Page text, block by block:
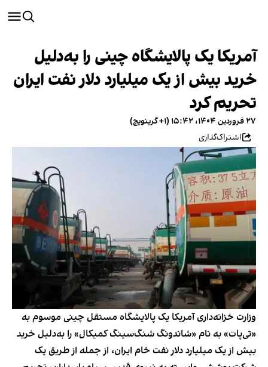
آمریکا یک پالایشگاه چینی را به‌دلیل
خرید بیش از یک میلیارد دلار نفت ایران
تحریم کرد
۲۷ فروردین ۱۴۰۴، ۱۵:۴۲ (‎+۱ گرینویچ)
اشتراک‌گذاری
وزارت خزانه‌داری آمریکا یک پالایشگاه مستقل چینی موسوم به
«تی‌پات» به نام «شاندونگ شنگ‌سینگ کمیکال» را به‌دلیل خرید
بیش از یک میلیارد دلار نفت خام ایران، از جمله از طریق یک